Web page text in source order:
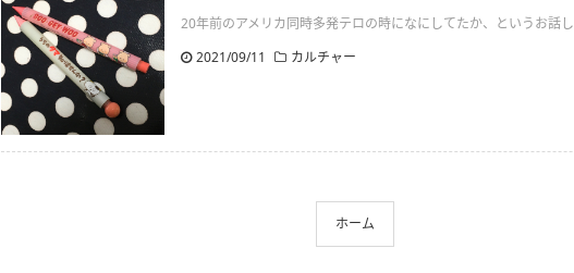
20年前のアメリカ同時多発テロの時になにしてたか、というお話し
2021/09/11
カルチャー
ホーム